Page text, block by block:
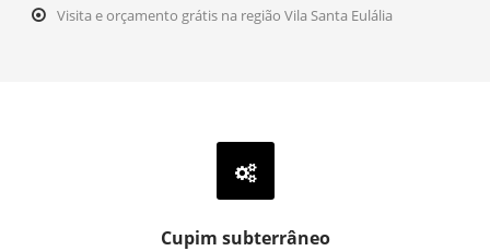
Visita e orçamento grátis na região Vila Santa Eulália
Cupim subterrâneo